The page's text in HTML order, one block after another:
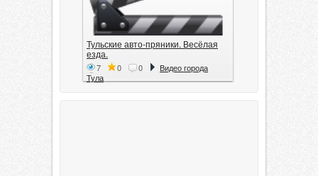
Тульские авто-пряники. Весёлая
езда.
7 0 0
Видео города
Тула